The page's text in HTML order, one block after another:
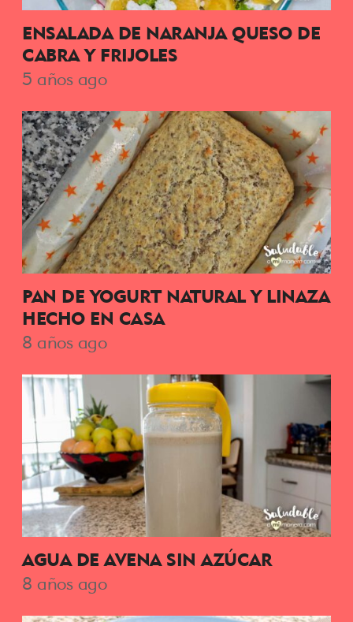
ENSALADA DE NARANJA QUESO DE
CABRA Y FRIJOLES
5 años ago
PAN DE YOGURT NATURAL Y LINAZA
HECHO EN CASA
8 años ago
AGUA DE AVENA SIN AZÚCAR
8 años ago